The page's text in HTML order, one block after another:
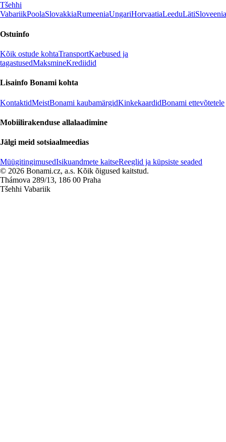
Tšehhi
VabariikPoolaSlovakkiaRumeeniaUngariHorvaatiaLeeduLätiSloveenia
Ostuinfo
Kõik ostude kohtaTransportKaebused ja
tagastusedMaksmineKrediidid
Lisainfo Bonami kohta
KontaktidMeistBonami kaubamärgidKinkekaardidBonami ettevõtetele
Mobiilirakenduse allalaadimine
Jälgi meid sotsiaalmeedias
MüügitingimusedIsikuandmete kaitseReeglid ja küpsiste seaded
© 2026 Bonami.cz, a.s. Kõik õigused kaitstud.
Thámova 289/13, 186 00 Praha
Tšehhi Vabariik